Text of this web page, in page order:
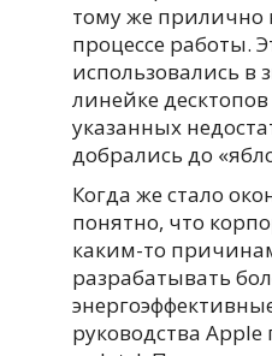
тому же прилично
процессе работы.
использовались в
линейке
указанных
добрались до
Когда же стало
понятно, что
каким-то
разрабатывать
руководства